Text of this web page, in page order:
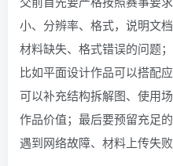
小、分辨率、格式，说明文
材料缺失、格式错误的问题
比如平面设计作品可以搭配
可以补充结构拆解图、使用
作品价值；最后要预留充足
遇到网络故障、材料上传失败